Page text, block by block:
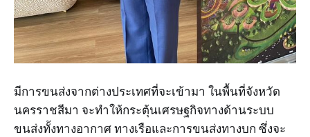
มีการขนส่งจากต่างประเทศที่จะเข้ามา ในพื้นที่จังหวัด
นครราชสีมา จะทำให้กระตุ้นเศรษฐกิจทางด้านระบบ
ขนส่งทั้งทางอากาศ ทางเรือและการขนส่งทางบก ซึ่งจะ